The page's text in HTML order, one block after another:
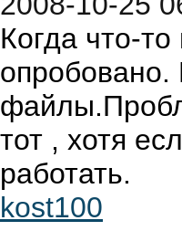
Когда что-
опробовано.
тот , хотя
работать.
kost100